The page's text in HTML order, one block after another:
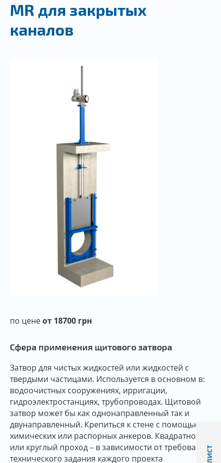
MR для закрытых
каналов
по ценеот 18700 грн
Сфера применения щитового затвора
Затвор для чистых жидкостей или жидкостей с
твердыми частицами. Используется в основном в:
водоочистных сооружениях, ирригации,
гидроэлектростанциях, трубопроводах. Щитовой
затвор может бы как однонаправленный так и
двунаправленный. Крепиться к стене с помощью
химических или распорных анкеров. Квадратной
или круглый проход – в зависимости от требований
технического задания каждого проекта